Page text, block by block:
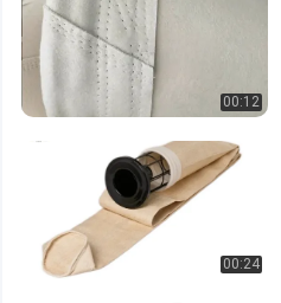
00:12
00:24